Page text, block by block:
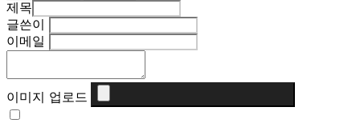
제목
글쓴이
이메일
이미지 업로드